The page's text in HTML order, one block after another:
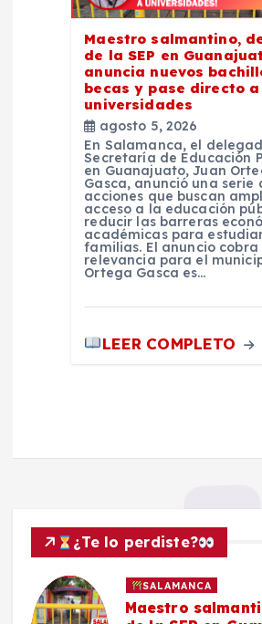
Maestro salmantino,
de la SEP en
anuncia nuevos
becas y pase directo a
universidades
agosto 5, 2026
En Salamanca, el
Secretaría de Educación
en Guanajuato, Juan
Gasca, anunció una serie
acciones que buscan
acceso a la educación
reducir las barreras
académicas para
familias. El anuncio cobra
relevancia para el
Ortega Gasca es…
LEER COMPLETO
¿Te lo perdiste?
SALAMANCA
Maestro